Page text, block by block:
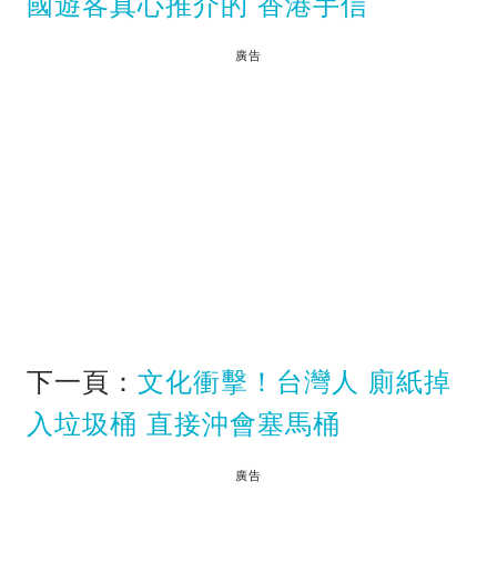
廣告
下一頁： 文化衝擊！台灣人 廁紙掉
入垃圾桶 直接沖會塞馬桶
廣告